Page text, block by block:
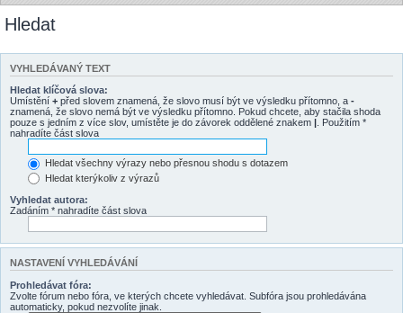
Hledat
VYHLEDÁVANÝ TEXT
Hledat klíčová slova:
Umístění + před slovem znamená, že slovo musí být ve výsledku přítomno, a -
znamená, že slovo nemá být ve výsledku přítomno. Pokud chcete, aby stačila shoda
pouze s jedním z více slov, umístěte je do závorek oddělené znakem | . Použitím *
nahradíte část slova
Hledat všechny výrazy nebo přesnou shodu s dotazem
Hledat kterýkoliv z výrazů
Vyhledat autora:
Zadáním * nahradíte část slova
NASTAVENÍ VYHLEDÁVÁNÍ
Prohledávat fóra:
Zvolte fórum nebo fóra, ve kterých chcete vyhledávat. Subfóra jsou prohledávána
automaticky, pokud nezvolíte jinak.